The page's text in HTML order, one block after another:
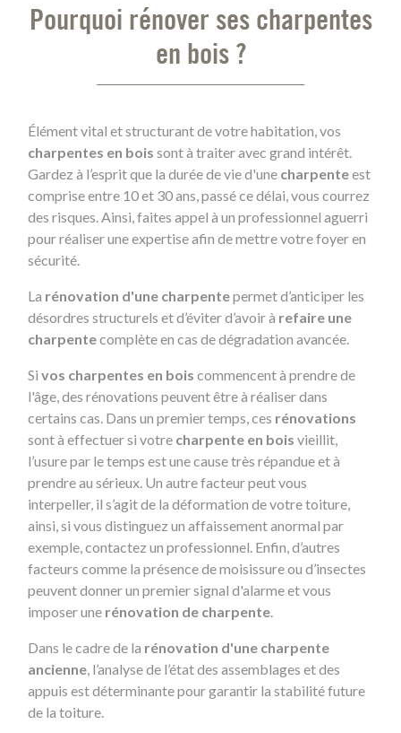
Pourquoi rénover ses charpentes
en bois ?
Élément vital et structurant de votre habitation, vos
charpentes en bois sont à traiter avec grand intérêt.
Gardez à l’esprit que la durée de vie d'une charpenteest
comprise entre 10 et 30 ans, passé ce délai, vous courrez
des risques. Ainsi, faites appel à un professionnel aguerri
pour réaliser une expertise afin de mettre votre foyer en
sécurité.
La rénovation d'une charpentepermet d’anticiper les
désordres structurels et d’éviter d’avoir à refaire une
charpentecomplète en cas de dégradation avancée.
Si vos charpentes en bois commencent à prendre de
l'âge, des rénovations peuvent être à réaliser dans
certains cas. Dans un premier temps, ces rénovations
sont à effectuer si votre charpente en bois vieillit,
l’usure par le temps est une cause très répandue et à
prendre au sérieux. Un autre facteur peut vous
interpeller, il s’agit de la déformation de votre toiture,
ainsi, si vous distinguez un affaissement anormal par
exemple, contactez un professionnel. Enfin, d’autres
facteurs comme la présence de moisissure ou d’insectes
peuvent donner un premier signal d'alarme et vous
imposer une rénovation de charpente.
Dans le cadre de la rénovation d'une charpente
ancienne, l’analyse de l’état des assemblages et des
appuis est déterminante pour garantir la stabilité future
de la toiture.